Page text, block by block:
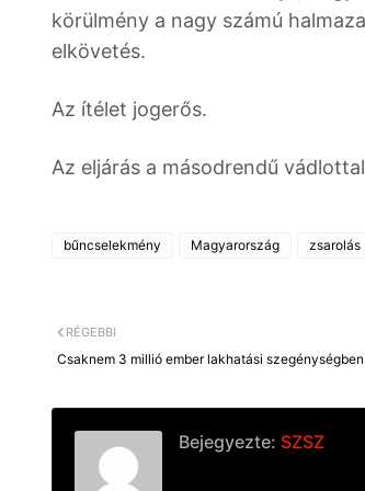
körülmény a nagy számú
elkövetés.
Az ítélet jogerős.
Az eljárás a másodrendű
bűncselekmény Magyarország zsarolás
RÉGEBBI
Csaknem 3 millió ember lakhatási
Bejegyezte: SZSZ